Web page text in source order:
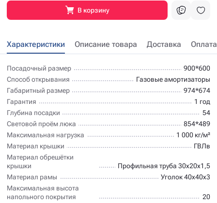
В корзину
Характеристики Описание товара Доставка Оплата
Посадочный размер
900*600
Способ открывания
Газовые амортизаторы
Габаритный размер
974*674
Гарантия
1 год
Глубина посадки
54
Световой проём люка
854*489
Максимальная нагрузка
1 000 кг/м²
Материал крышки
ГВЛв
Материал обрешётки
крышки
Профильная труба 30х20х1,5
Материал рамы
Уголок 40х40х3
Максимальная высота
напольного покрытия
20